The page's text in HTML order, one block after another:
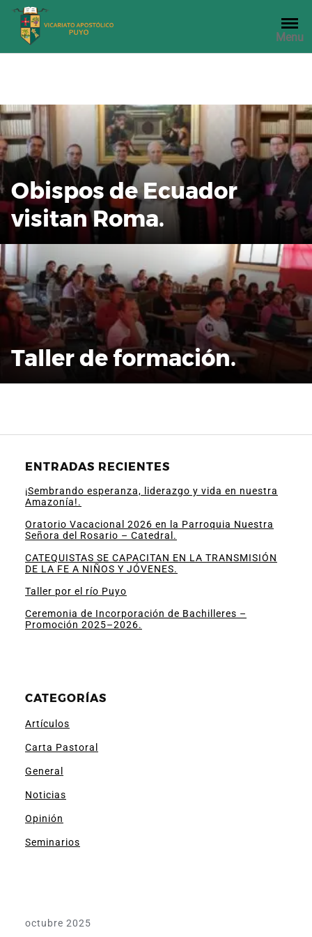
Saltar
contenido
Menu
Obispos de Ecuador
visitan Roma.
Taller de formación.
ENTRADAS RECIENTES
¡Sembrando esperanza, liderazgo y vida en nuestra
Amazonía!.
Oratorio Vacacional 2026 en la Parroquia Nuestra
Señora del Rosario – Catedral.
CATEQUISTAS SE CAPACITAN EN LA TRANSMISIÓN
DE LA FE A NIÑOS Y JÓVENES.
Taller por el río Puyo
Ceremonia de Incorporación de Bachilleres –
Promoción 2025–2026.
CATEGORÍAS
Artículos
Carta Pastoral
General
Noticias
Opinión
Seminarios
octubre 2025